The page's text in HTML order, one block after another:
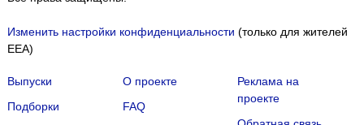
Изменить настройки конфиденциальности (только для жителей
EEA)
Выпуски
Подборки
О проекте
FAQ
Реклама на
проекте